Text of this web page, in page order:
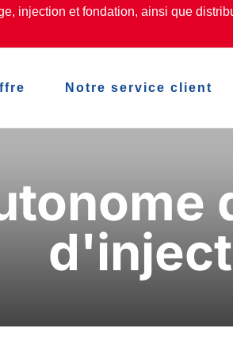
injection et fondation, ainsi que
Notre service client